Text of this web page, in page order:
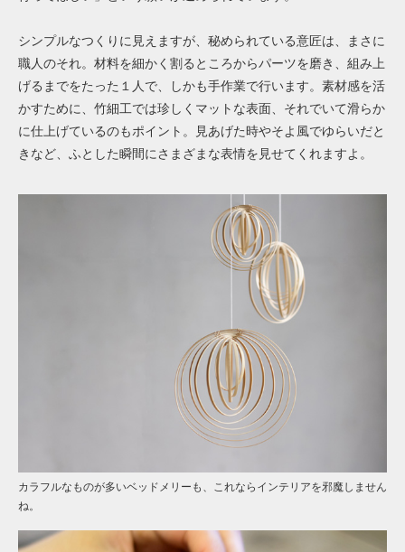
シンプルなつくりに見えますが、秘められている意匠は、まさに
職人のそれ。材料を細かく割るところからパーツを磨き、組み上
げるまでをたった１人で、しかも手作業で行います。素材感を活
かすために、竹細工では珍しくマットな表面、それでいて滑らか
に仕上げているのもポイント。見あげた時やそよ風でゆらいだと
きなど、ふとした瞬間にさまざまな表情を見せてくれますよ。
カラフルなものが多いベッドメリーも、これならインテリアを邪魔しません
ね。